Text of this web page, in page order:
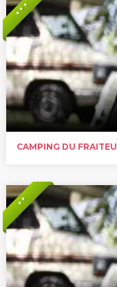
* * *
CAMPING DU
* *